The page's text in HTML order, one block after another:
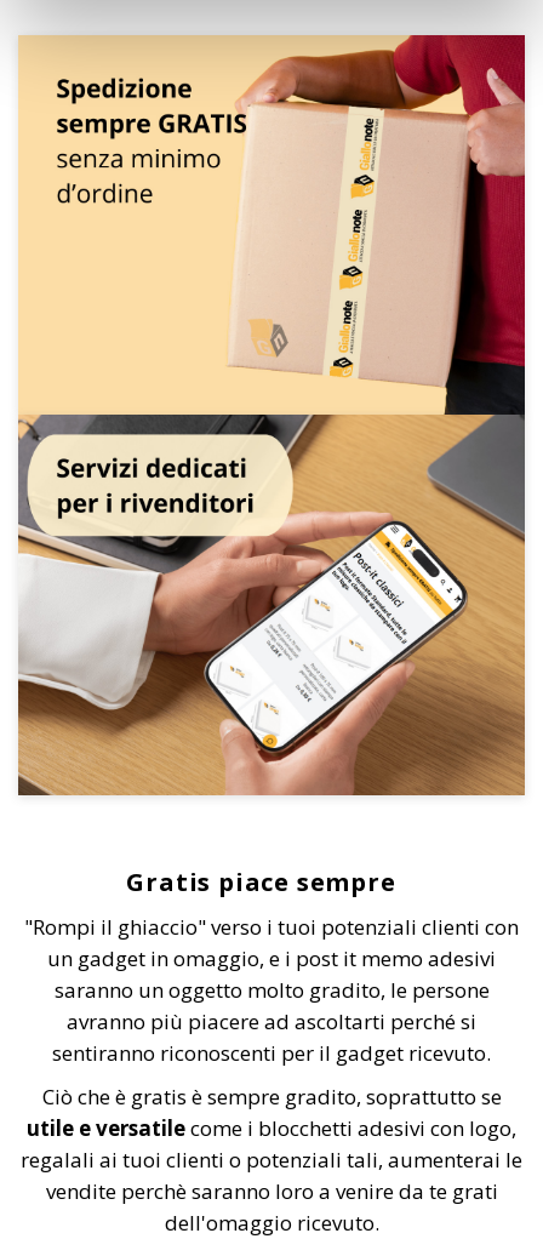
Gratis piace sempre
"Rompi il ghiaccio" verso i tuoi potenziali clienti con
un gadget in omaggio, e i post it memo adesivi
saranno un oggetto molto gradito, le persone
avranno più piacere ad ascoltarti perché si
sentiranno riconoscenti per il gadget ricevuto.
Ciò che è gratis è sempre gradito, soprattutto se
utile e versatilecome i blocchetti adesivi con logo,
regalali ai tuoi clienti o potenziali tali, aumenterai le
vendite perchè saranno loro a venire da te grati
dell'omaggio ricevuto.